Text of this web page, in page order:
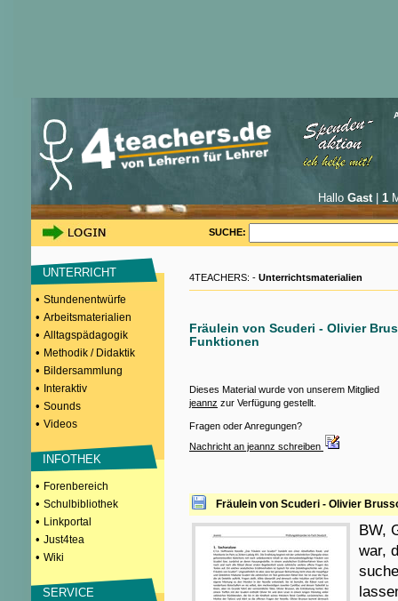
Hallo Gast| 1
SUCHE:
UNTERRICHT
• Stundenentwürfe
• Arbeitsmaterialien
• Alltagspädagogik
• Methodik / Didaktik
• Bildersammlung
• Interaktiv
• Sounds
• Videos
INFOTHEK
• Forenbereich
• Schulbibliothek
• Linkportal
• Just4tea
• Wiki
SERVICE
4TEACHERS: - Unterrichtsmaterialien
Fräulein von Scuderi - Olivier
Funktionen
Dieses Material wurde von unserem Mitglied
jeannz zur Verfügung gestellt.
Fragen oder Anregungen?
Nachricht an jeannz schreiben
Fräulein von Scuderi - Olivier
BW,
war,